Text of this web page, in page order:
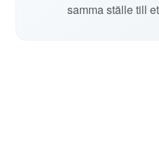
samma ställe till